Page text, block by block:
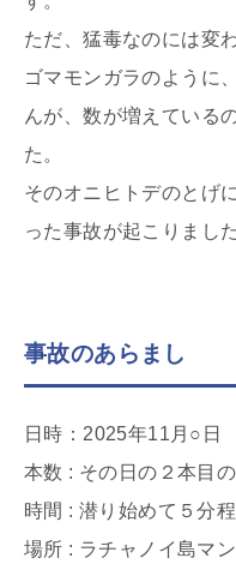
ただ、猛毒なのには変
ゴマモンガラのように
んが、数が増えている
た。
そのオニヒトデのとげ
った事故が起こりました
事故のあらまし
日時：2025年11月○日
本数 : その日の２本目
時間 : 潜り始めて５分
場所 : ラチャノイ島マ